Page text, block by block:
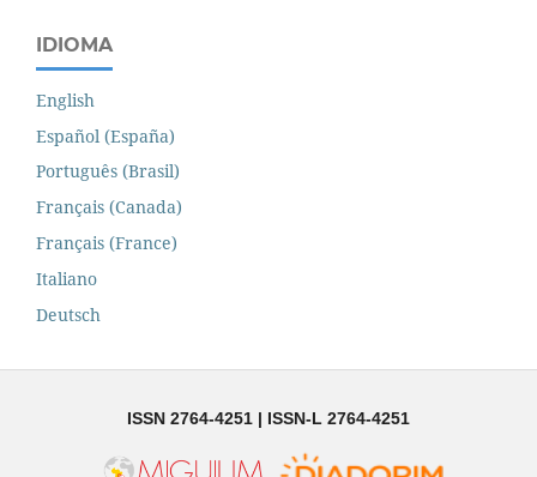
IDIOMA
English
Español (España)
Português (Brasil)
Français (Canada)
Français (France)
Italiano
Deutsch
ISSN 2764-4251 | ISSN-L 2764-4251